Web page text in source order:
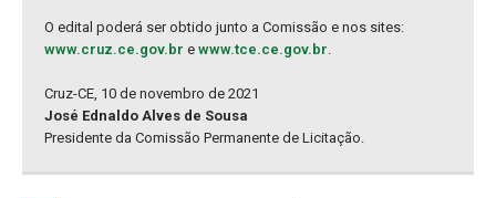
O edital poderá ser obtido junto a Comissão e nos sites:
www.cruz.ce.gov.br e www.tce.ce.gov.br.
Cruz-CE, 10 de novembro de 2021
José Ednaldo Alves de Sousa
Presidente da Comissão Permanente de Licitação.